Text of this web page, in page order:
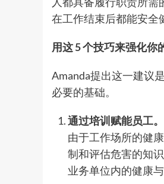
在工作结束后都能安全
用这 5 个技巧来强化你
Amanda提出这一建议
必要的基础。
通过培训赋能员工。
由于工作场所的健
制和评估危害的知
业务单位内的健康